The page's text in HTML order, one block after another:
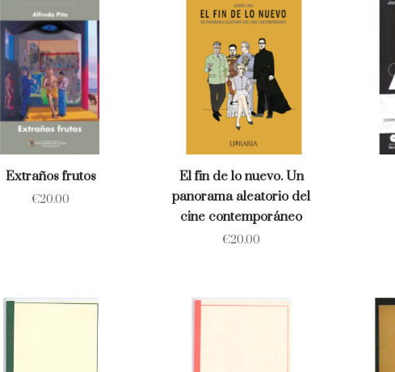
Extraños frutos
€20.00
El fin de lo nuevo. Un
panorama aleatorio del
cine contemporáneo
€20.00